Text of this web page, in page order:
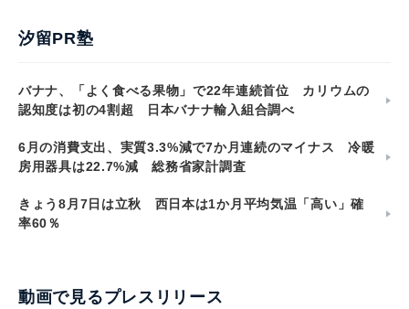
汐留PR塾
バナナ、「よく食べる果物」で22年連続首位 カリウムの
認知度は初の4割超 日本バナナ輸入組合調べ
6月の消費支出、実質3.3%減で7か月連続のマイナス 冷暖
房用器具は22.7%減 総務省家計調査
きょう8月7日は立秋 西日本は1か月平均気温「高い」確
率60％
動画で見るプレスリリース